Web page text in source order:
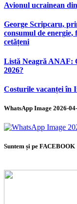
Avionul ucrainean
George Scripcaru,
consumul de
cetățeni
Listă Neagră ANAF:
2026?
Costurile vacanței în
WhatsApp Image 2026-
Suntem și pe FACEBOOK